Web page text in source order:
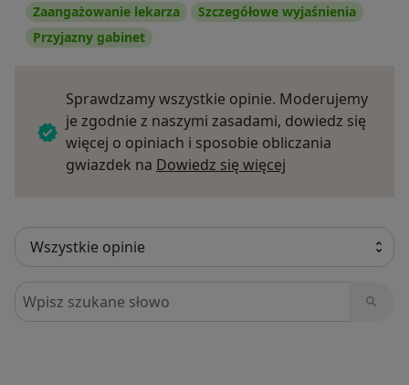
Zaangażowanie lekarza
Szczegółowe wyjaśnienia
Przyjazny gabinet
Sprawdzamy wszystkie opinie. Moderujemy
je zgodnie z naszymi zasadami, dowiedz się
więcej o opiniach i sposobie obliczania
gwiazdek na Dowiedz się więcej
Szukaj w opiniach